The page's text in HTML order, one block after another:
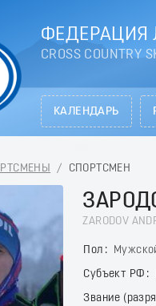
ФЕДЕРАЦИЯ
CROSS COUNTRY
КАЛЕНДАРЬ
/ СПОРТСМЕН
ZARODOV
Пол
Субъект РФ
Звание